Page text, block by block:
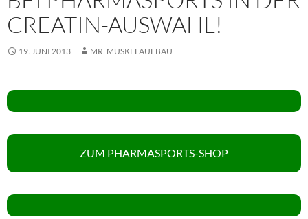
CREATIN-AUSWAHL!
19. JUNI 2013 MR. MUSKELAUFBAU
ZUM PHARMASPORTS-SHOP